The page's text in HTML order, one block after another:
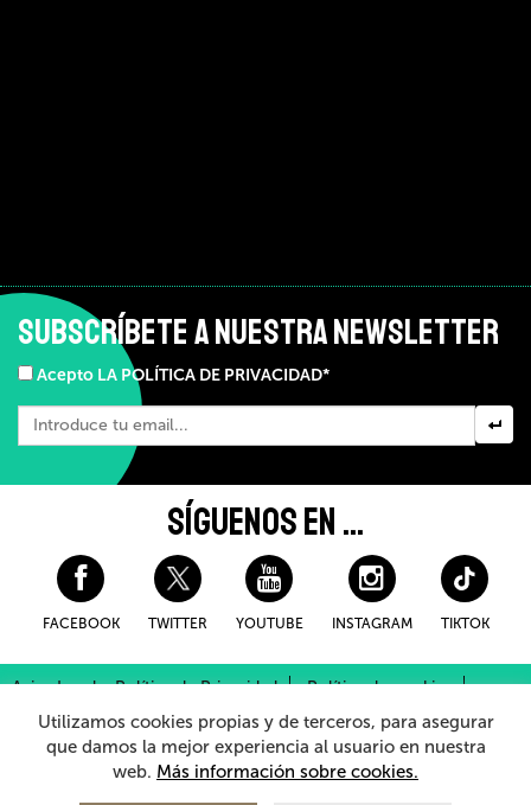
SUBSCRÍBETE A NUESTRA NEWSLETTER
Acepto LA POLÍTICA DE PRIVACIDAD*
SÍGUENOS EN ...
FACEBOOK TWITTER YOUTUBE INSTAGRAM TIKTOK
Aviso Legal y Política de Privacidad
Política de cookies
Condiciones Generales de Compra
Sistema Interno de Información
Utilizamos cookies propias y de terceros, para asegurar
que damos la mejor experiencia al usuario en nuestra
web. Más información sobre cookies.